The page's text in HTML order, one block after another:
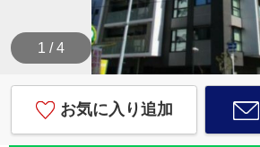
1 / 4
お気に入り追加